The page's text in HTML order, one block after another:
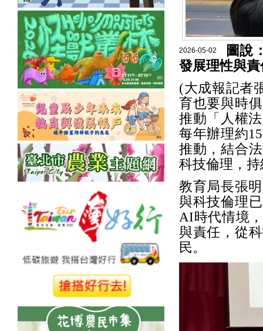
2026-05-02
圖說
發展理性與
(大成報記者
育也要與時
推動「人權
每年辦理約
推動，結合
科技倫理，
教育局長張
與科技倫理
AI時代情境
與責任，從
民。